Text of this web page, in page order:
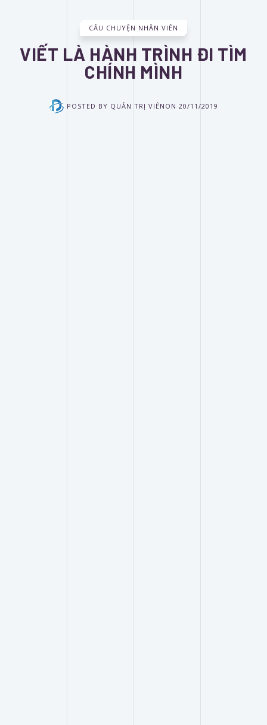
CÂU CHUYỆN NHÂN VIÊN
VIẾT LÀ HÀNH TRÌNH ĐI TÌM
CHÍNH MÌNH
POSTED BY QUẢN TRỊ VIÊN ON 20/11/2019